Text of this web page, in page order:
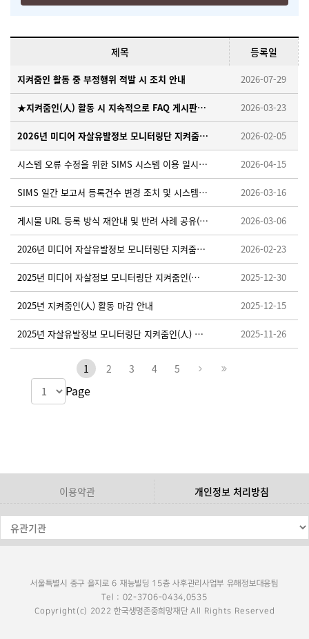
제목 등록일
지켜줌인 활동 중 부정행위 적발 시 조치 안내 2026-07-29
★지켜줌인(人) 활동 시 지속적으로 FAQ 게시판을 확인해 주세요! 2026-03-23
2026년 미디어 자살유발정보 모니터링단 지켜줌인(人) 모집 안내 2026-02-05
시스템 오류 수정을 위한 SIMS 시스템 이용 일시중단 안내 ※ 26. 4. 15. (수) 18:00~18:10 2026-04-15
SIMS 일간 보고서 등록건수 변경 조치 및 시스템 적용을 위한 임시 중단 안내 ※26.3.19.(목) 오후 18:00~18:30 2026-03-16
게시물 URL 등록 방식 재안내 및 반려 사례 공유(필독) 2026-03-06
2026년 미디어 자살유발정보 모니터링단 지켜줌인(人) 활동가이드 업로드 안내 2026-02-23
2025년 미디어 자살정보 모니터링단 지켜줌인(人) 우수활동자 선정 안내 2025-12-30
2025년 지켜줌인(人) 활동 마감 안내 2025-12-15
2025년 자살유발정보 모니터링단 지켜줌인(人) 추가 모집 안내 2025-11-26
1 2 3 4 5
Page
이용약관 개인정보 처리방침
서울특별시 중구 을지로 6 재능빌딩 15층 사후관리사업부 유해정보대응팀
Tel : 02-3706-0434,0535
Copyright(c) 2022 한국생명존중희망재단 All Rights Reserved